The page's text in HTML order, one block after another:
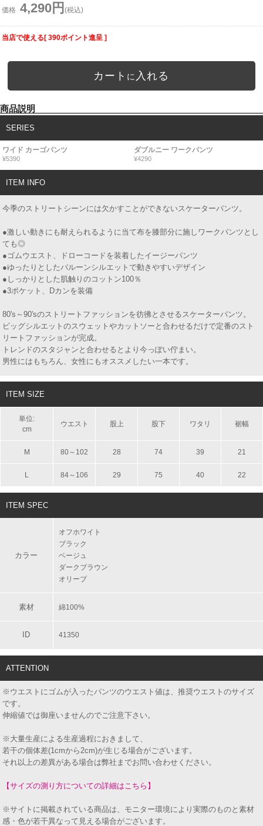
価格 4,290円 (税込)
当店で使える[ 390ポイント進呈 ]
カート に 入れる
商品説明
SERIES
ワイド カーゴパンツ
¥5390
ダブルニー ワークパンツ
¥4290
ITEM INFO
今季のストリートシーンには欠かすことができないスケーターパンツ。
●激しい動きにも耐えられるように当て布を膝部分に施しワークパンツとし
ても◎
●ゴムウエスト、ドローコードを装着したイージーパンツ
●ゆったりとしたバルーンシルエットで動きやすいデザイン
●しっかりとした肌触りのコットン100％
●3ポケット、Dカンを装備
80's～90'sのストリートファッションを彷彿とさせるスケーターパンツ。
ビッグシルエットのスウェットやカットソーと合わせるだけで定番のスト
リートファッションが完成。
トレンドのスタジャンと合わせるとより今っぽい佇まい。
男性にはもちろん、女性にもオススメしたい一本です。
ITEM SIZE
単位:
cm
ウエスト 股上 股下 ワタリ 裾幅
M 80～102 28 74 39 21
L 84～106 29 75 40 22
ITEM SPEC
カラー
オフホワイト
ブラック
ベージュ
ダークブラウン
オリーブ
素材 綿100%
ID 41350
ATTENTION
※ウエストにゴムが入ったパンツのウエスト値は、推奨ウエストのサイズ
です。
伸縮値では御座いませんのでご注意下さい。
※大量生産による生産過程におきまして、
若干の個体差(1cmから2cm)が生じる場合がございます。
それ以上の差異がある場合は弊社までお問い合わせください。
【サイズの測り方についての詳細はこちら】
※サイトに掲載されている商品は、モニター環境により実際のものと素材
感・色が若干異なって見える場合がございます。